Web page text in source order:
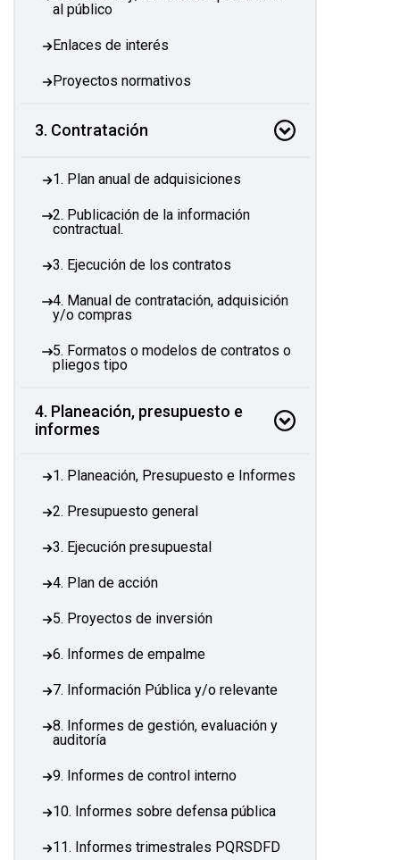
al público
Enlaces de interés
Proyectos normativos
3. Contratación
1. Plan anual de adquisiciones
2. Publicación de la información
contractual.
3. Ejecución de los contratos
4. Manual de contratación, adquisición
y/o compras
5. Formatos o modelos de contratos o
pliegos tipo
4. Planeación, presupuesto e
informes
1. Planeación, Presupuesto e Informes
2. Presupuesto general
3. Ejecución presupuestal
4. Plan de acción
5. Proyectos de inversión
6. Informes de empalme
7. Información Pública y/o relevante
8. Informes de gestión, evaluación y
auditoría
9. Informes de control interno
10. Informes sobre defensa pública
11. Informes trimestrales PQRSDFD